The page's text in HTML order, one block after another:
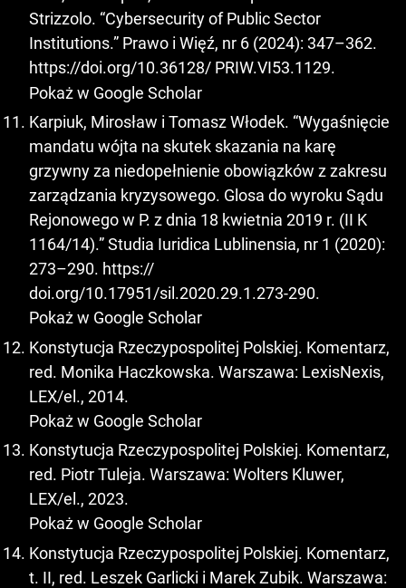
Strizzolo. “Cybersecurity of Public Sector
Institutions.” Prawo i Więź, nr 6 (2024): 347–362.
https://doi.org/10.36128/ PRIW.VI53.1129.
Pokaż w Google Scholar
Karpiuk, Mirosław i Tomasz Włodek. “Wygaśnięcie
mandatu wójta na skutek skazania na karę
grzywny za niedopełnienie obowiązków z zakresu
zarządzania kryzysowego. Glosa do wyroku Sądu
Rejonowego w P. z dnia 18 kwietnia 2019 r. (II K
1164/14).” Studia Iuridica Lublinensia, nr 1 (2020):
273–290. https://
doi.org/10.17951/sil.2020.29.1.273-290.
Pokaż w Google Scholar
Konstytucja Rzeczypospolitej Polskiej. Komentarz,
red. Monika Haczkowska. Warszawa: LexisNexis,
LEX/el., 2014.
Pokaż w Google Scholar
Konstytucja Rzeczypospolitej Polskiej. Komentarz,
red. Piotr Tuleja. Warszawa: Wolters Kluwer,
LEX/el., 2023.
Pokaż w Google Scholar
Konstytucja Rzeczypospolitej Polskiej. Komentarz,
t. II, red. Leszek Garlicki i Marek Zubik. Warszawa: